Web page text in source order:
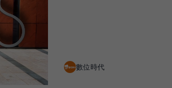
數位時代